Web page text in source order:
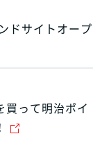
ドサイトオープ
買って明治ポイ